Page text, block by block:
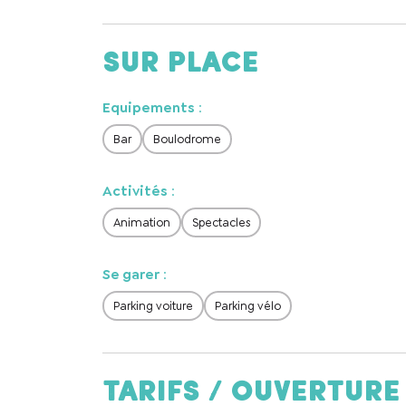
Sur place
Equipements :
Bar Boulodrome
Activités :
Animation Spectacles
Se garer:
Parking voiture Parking vélo
Tarifs / ouverture